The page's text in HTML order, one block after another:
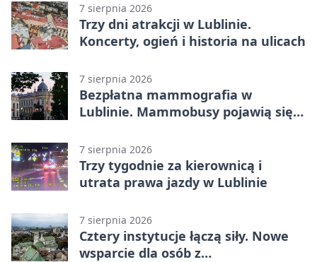
7 sierpnia 2026
Trzy dni atrakcji w Lublinie.
Koncerty, ogień i historia na ulicach
7 sierpnia 2026
Bezpłatna mammografia w
Lublinie. Mammobusy pojawią się
7 sierpnia 2026
Trzy tygodnie za kierownicą i
utrata prawa jazdy w Lublinie
7 sierpnia 2026
Cztery instytucje łączą siły. Nowe
wsparcie dla osób z